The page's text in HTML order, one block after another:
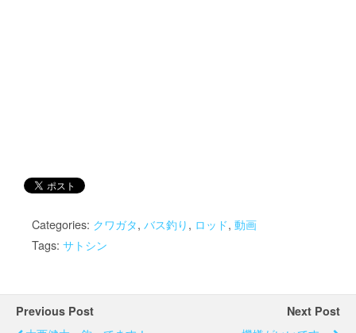
Categories: クワガタ, バス釣り, ロッド, 動画
Tags: サトシン
Previous Post Next Post